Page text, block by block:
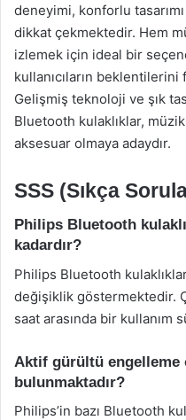
deneyimi, konforlu
dikkat çekmektedir. Hem
izlemek için ideal bir
kullanıcıların beklentilerini
Gelişmiş teknoloji ve şık
Bluetooth kulaklıklar,
aksesuar olmaya adaydır.
SSS (Sıkça
Philips Bluetooth
kadardır?
Philips Bluetooth
değişiklik göstermektedir.
saat arasında bir kullanım
Aktif gürültü
bulunmaktadır?
Philips’in bazı Bluetooth